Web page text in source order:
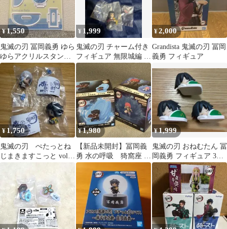
¥1,550
鬼滅の刃 冨岡義勇 ゆら
ゆらアクリルスタン
ド ゆらふわシリーズ
¥ 1,999
鬼滅の刃 チャーム付き
フィギュア 無限城編 冨
岡義勇
¥2,000
Grandista 鬼滅の刃 冨岡
義勇 フィギュア
¥ 1,750
鬼滅の刃 ぺたっとね
じまきますこっと vol.2
¥1,980
【新品未開封】冨岡義
勇 水の呼吸 猗窩座 破
壊殺 鬼滅の刃 フィギ
ュアライト
¥1,999
鬼滅の刃 おねむたん 冨
岡義勇 フィギュア 3体
セット